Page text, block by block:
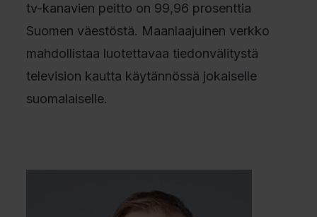
tv-kanavien peitto on 99,96 prosenttia
Suomen väestöstä. Maanlaajuinen verkko
mahdollistaa luotettavaa tiedonvälitystä
television kautta käytännössä jokaiselle
suomalaiselle.